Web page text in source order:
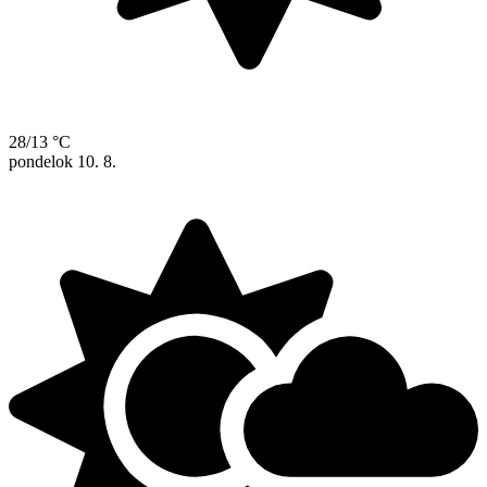
28/13 °C
pondelok 10. 8.